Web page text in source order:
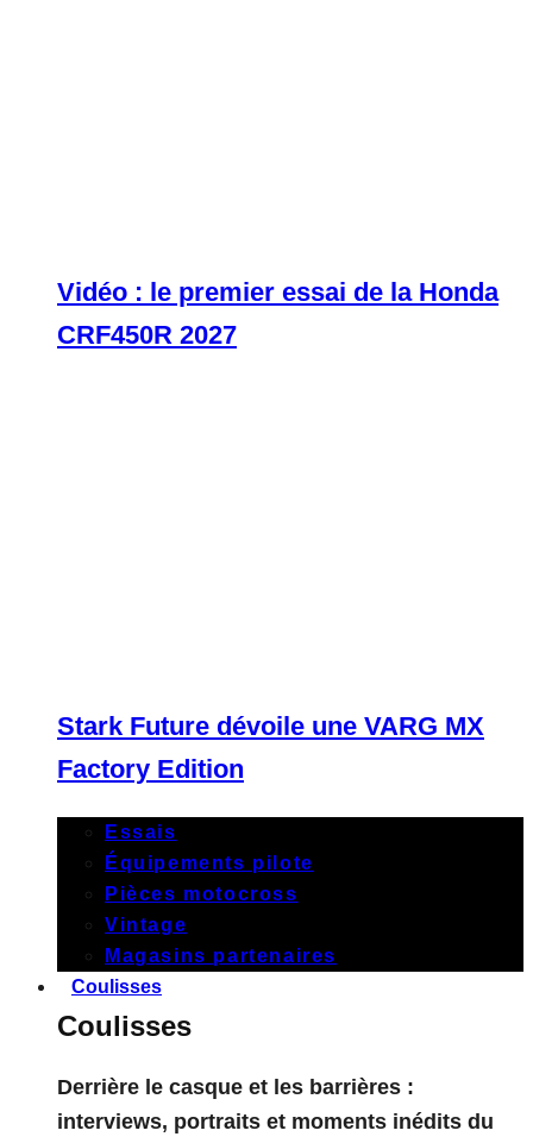
Vidéo : le premier essai de la Honda
CRF450R 2027
Stark Future dévoile une VARG MX
Factory Edition
Essais
Équipements pilote
Pièces motocross
Vintage
Magasins partenaires
Coulisses
Coulisses
Derrière le casque et les barrières :
interviews, portraits et moments inédits du